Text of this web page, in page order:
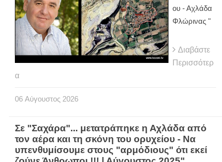
ου - Αχλάδα
Φλώρινας "
Διαβάστε
Περισσότερ
α
06 Αύγουστος 2026
Σε "Σαχάρα"... μετατράπηκε η Αχλάδα από
τον αέρα και τη σκόνη του ορυχείου - Να
υπενθυμίσουμε στους "αρμόδιους" ότι εκεί